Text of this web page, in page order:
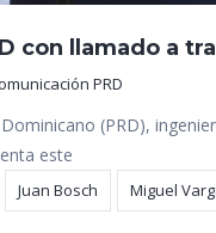
con llamado a
PRD
(PRD),
este
Juan Bosch Miguel